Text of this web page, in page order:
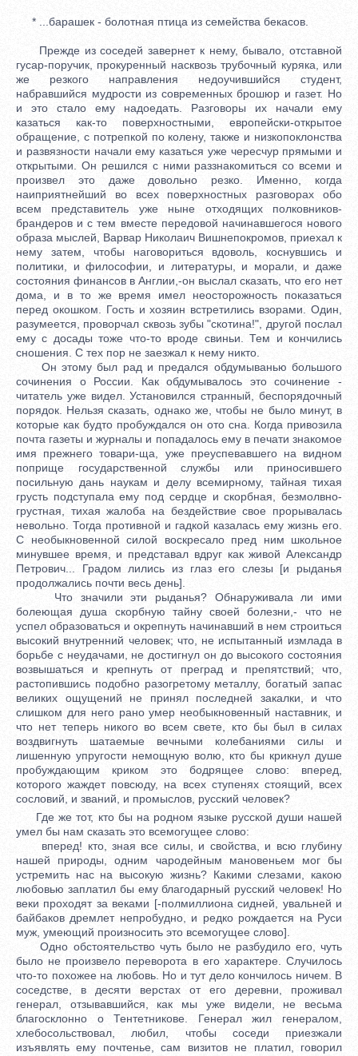
* ...барашек - болотная птица из семейства бекасов.
Прежде из соседей завернет к нему, бывало, отставной
гусар-поручик, прокуренный насквозь трубочный куряка, или
же резкого направления недоучившийся студент,
набравшийся мудрости из современных брошюр и газет. Но
и это стало ему надоедать. Разговоры их начали ему
казаться как-то поверхностными, европейски-открытое
обращение, с потрепкой по колену, также и низкопоклонства
и развязности начали ему казаться уже чересчур прямыми и
открытыми. Он решился с ними раззнакомиться со всеми и
произвел это даже довольно резко. Именно, когда
наиприятнейший во всех поверхностных разговорах обо
всем представитель уже ныне отходящих полковников-
брандеров и с тем вместе передовой начинавшегося нового
образа мыслей, Варвар Николаич Вишнепокромов, приехал к
нему затем, чтобы наговориться вдоволь, коснувшись и
политики, и философии, и литературы, и морали, и даже
состояния финансов в Англии,-он выслал сказать, что его нет
дома, и в то же время имел неосторожность показаться
перед окошком. Гость и хозяин встретились взорами. Один,
разумеется, проворчал сквозь зубы "скотина!", другой послал
ему с досады тоже что-то вроде свиньи. Тем и кончились
сношения. С тех пор не заезжал к нему никто.
Он этому был рад и предался обдумыванью большого
сочинения о России. Как обдумывалось это сочинение -
читатель уже видел. Установился странный, беспорядочный
порядок. Нельзя сказать, однако же, чтобы не было минут, в
которые как будто пробуждался он ото сна. Когда привозила
почта газеты и журналы и попадалось ему в печати знакомое
имя прежнего товари-ща, уже преуспевавшего на видном
поприще государственной службы или приносившего
посильную дань наукам и делу всемирному, тайная тихая
грусть подступала ему под сердце и скорбная, безмолвно-
грустная, тихая жалоба на бездействие свое прорывалась
невольно. Тогда противной и гадкой казалась ему жизнь его.
С необыкновенной силой воскресало пред ним школьное
минувшее время, и представал вдруг как живой Александр
Петрович... Градом лились из глаз его слезы [и рыданья
продолжались почти весь день].
Что значили эти рыданья? Обнаруживала ли ими
болеющая душа скорбную тайну своей болезни,- что не
успел образоваться и окрепнуть начинавший в нем строиться
высокий внутренний человек; что, не испытанный измлада в
борьбе с неудачами, не достигнул он до высокого состояния
возвышаться и крепнуть от преград и препятствий; что,
растопившись подобно разогретому металлу, богатый запас
великих ощущений не принял последней закалки, и что
слишком для него рано умер необыкновенный наставник, и
что нет теперь никого во всем свете, кто бы был в силах
воздвигнуть шатаемые вечными колебаниями силы и
лишенную упругости немощную волю, кто бы крикнул душе
пробуждающим криком это бодрящее слово: вперед,
которого жаждет повсюду, на всех ступенях стоящий, всех
сословий, и званий, и промыслов, русский человек?
Где же тот, кто бы на родном языке русской души нашей
умел бы нам сказать это всемогущее слово:
вперед! кто, зная все силы, и свойства, и всю глубину
нашей природы, одним чародейным мановеньем мог бы
устремить нас на высокую жизнь? Какими слезами, какою
любовью заплатил бы ему благодарный русский человек! Но
веки проходят за веками [-полмиллиона сидней, увальней и
байбаков дремлет непробудно, и редко рождается на Руси
муж, умеющий произносить это всемогущее слово].
Одно обстоятельство чуть было не разбудило его, чуть
было не произвело переворота в его характере. Случилось
что-то похожее на любовь. Но и тут дело кончилось ничем. В
соседстве, в десяти верстах от его деревни, проживал
генерал, отзывавшийся, как мы уже видели, не весьма
благосклонно о Тентетникове. Генерал жил генералом,
хлебосольствовал, любил, чтобы соседи приезжали
изъявлять ему почтенье, сам визитов не платил, говорил